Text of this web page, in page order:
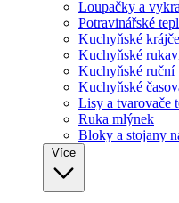
Loupačky a
Potravinářské
Kuchyňské krájče
Kuchyňské
Kuchyňské ruční
Kuchyňské
Lisy a tvarovače
Ruka mlýnek
Bloky a stojany